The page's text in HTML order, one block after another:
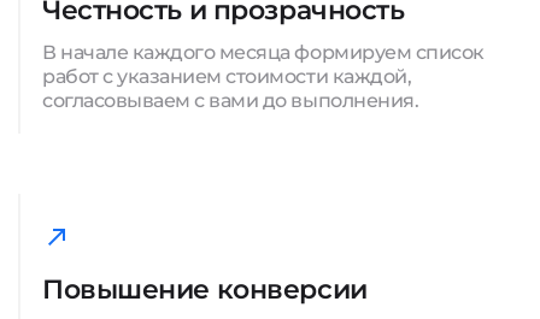
Честность и прозрачность
В начале каждого месяца формируем список
работ с указанием стоимости каждой,
согласовываем с вами до выполнения.
Повышение конверсии